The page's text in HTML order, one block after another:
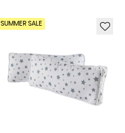
SUMMER SALE